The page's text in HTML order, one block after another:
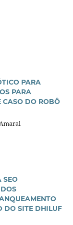
PARA
PARA
CASO DO ROBÔ
SEO
DO SITE DHILUF